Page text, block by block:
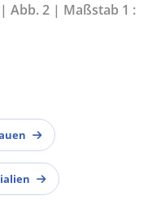
| Abb. 2 | Maßstab 1 :